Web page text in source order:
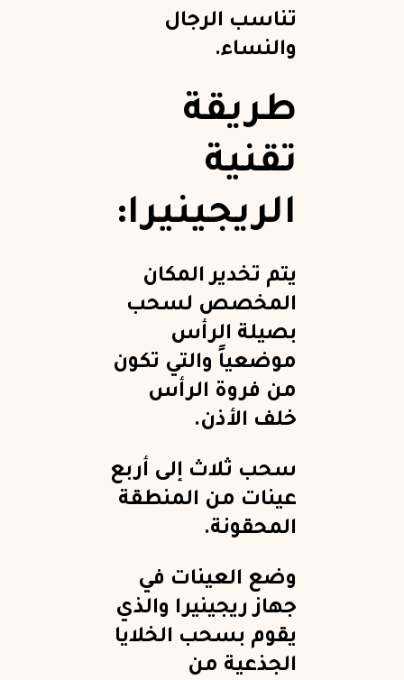
تناسب الرجال
والنساء.
طريقة
تقنية
الريجينيرا:
يتم تخدير المكان
المخصص لسحب
بصيلة الرأس
موضعياً والتي تكون
من فروة الرأس
خلف الأذن.
سحب ثلاث إلى أربع
عينات من المنطقة
المحقونة.
وضع العينات في
جهاز ريجينيرا والذي
يقوم بسحب الخلايا
الجذعية من